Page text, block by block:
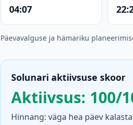
04:07
Päevavalguse ja hämariku
Solunari aktiivsuse skoor
Aktiivsus: 100/
Hinnang: väga hea päev